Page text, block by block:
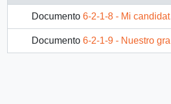
Documento 6-2-1-8 - Mi candidato por Providencia
Documento 6-2-1-9 - Nuestro gran salto al 2006